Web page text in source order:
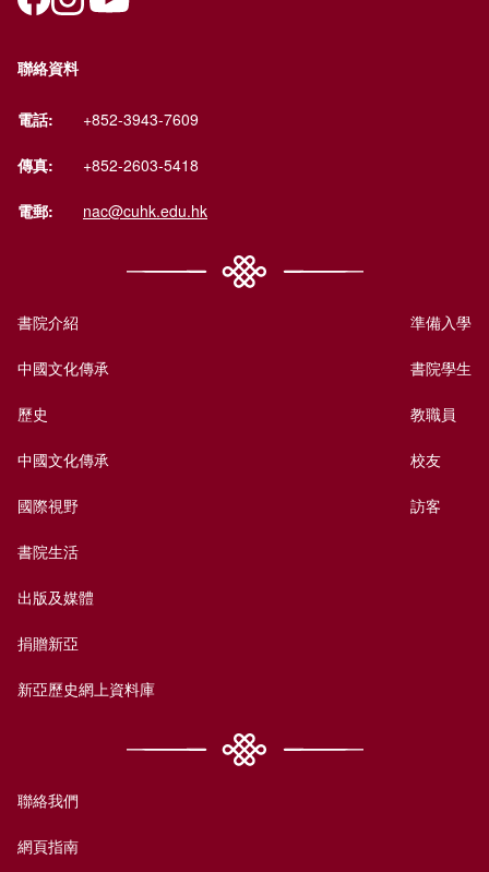
聯絡資料
電話: +852-3943-7609
傳真: +852-2603-5418
電郵: nac@cuhk.edu.hk
書院介紹
中國文化傳承
歷史
中國文化傳承
國際視野
書院生活
出版及媒體
捐贈新亞
新亞歷史網上資料庫
準備入學
書院學生
教職員
校友
訪客
聯絡我們
網頁指南